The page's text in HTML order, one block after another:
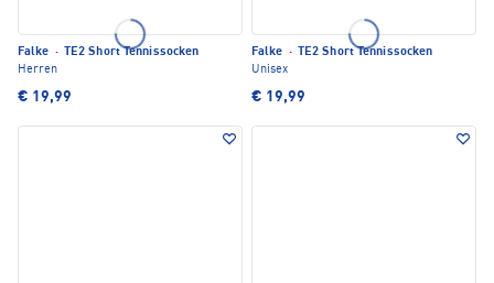
Falke ·
TE2 Short Tennissocken
Herren
€ 19,99
Falke ·
TE2 Short Tennissocken
Unisex
€ 19,99